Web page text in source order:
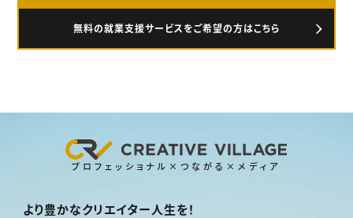
無料の就業支援サービスをご希望の方はこちら
プロフェッショナル×つながる×メディア
より豊かなクリエイター人生を！